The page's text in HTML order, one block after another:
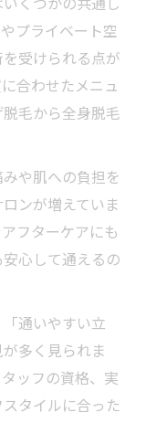
プライベート空
受けられる点が
合わせたメニュ
毛から全身脱毛
や肌への負担を
ンが増えていま
フターケアにも
心して通えるの
通いやすい立
多く見られま
ッフの資格、実
タイルに合った